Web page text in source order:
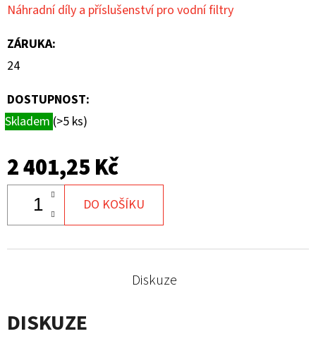
Náhradní díly a příslušenství pro vodní filtry
ZÁRUKA:
24
DOSTUPNOST:
Skladem (>5 ks)
2 401,25 Kč
DO KOŠÍKU
Diskuze
DISKUZE